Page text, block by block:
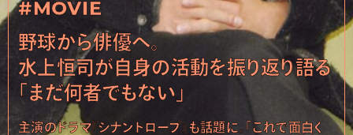
#MOVIE
野球から俳優へ。
水上恒司が自身の活動を振り返り語る
「まだ何者でもない」
主演のドラマ『シナントロープ』も話題に。「これで面白く